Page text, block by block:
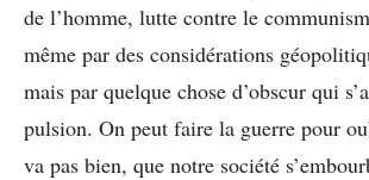
de l’homme, lutte contre le
même par des considérations
mais par quelque chose d’obscur qui
pulsion. On peut faire la guerre pour
va pas bien, que notre société